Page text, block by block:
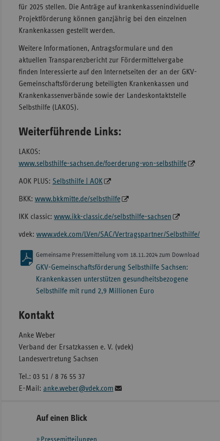
für 2025 stellen. Die Anträge auf krankenkassenindividuelle
Projektförderung können ganzjährig bei den einzelnen
Krankenkassen gestellt werden.
Weitere Informationen, Antragsformulare und den
aktuellen Transparenzbericht zur Fördermittelvergabe
finden Interessierte auf den Internetseiten der an der GKV-
Gemeinschaftsförderung beteiligten Krankenkassen und
Krankenkassenverbände sowie der Landeskontaktstelle
Selbsthilfe (LAKOS).
Weiterführende Links:
LAKOS:
www.selbsthilfe-sachsen.de/foerderung-von-selbsthilfe
AOK PLUS: Selbsthilfe | AOK
BKK: www.bkkmitte.de/selbsthilfe
IKK classic: www.ikk-classic.de/selbsthilfe-sachsen
vdek: www.vdek.com/LVen/SAC/Vertragspartner/Selbsthilfe/
Gemeinsame Pressemitteilung vom 18.11.2024 zum Download
GKV-Gemeinschaftsförderung Selbsthilfe Sachsen:
Krankenkassen unterstützen gesundheitsbezogene
Selbsthilfe mit rund 2,9 Millionen Euro
Kontakt
Anke Weber
Verband der Ersatzkassen e. V. (vdek)
Landesvertretung Sachsen
Tel.: 03 51 / 8 76 55 37
E-Mail: anke.weber@vdek.com
Seitennavigation
SeitenleisteAuf einen Blick
Pressemitteilungen